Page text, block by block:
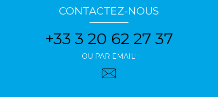
CONTACTEZ-NOUS
+33 3 20 62 27 37
OU PAR EMAIL!